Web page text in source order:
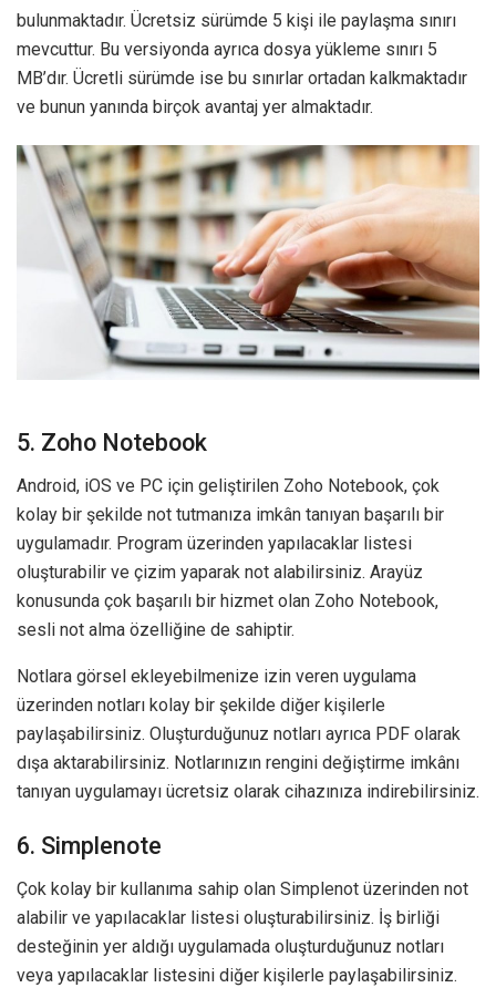
bulunmaktadır. Ücretsiz sürümde 5 kişi ile paylaşma sınırı
mevcuttur. Bu versiyonda ayrıca dosya yükleme sınırı 5
MB’dır. Ücretli sürümde ise bu sınırlar ortadan kalkmaktadır
ve bunun yanında birçok avantaj yer almaktadır.
5. Zoho Notebook
Android, iOS ve PC için geliştirilen Zoho Notebook, çok
kolay bir şekilde not tutmanıza imkân tanıyan başarılı bir
uygulamadır. Program üzerinden yapılacaklar listesi
oluşturabilir ve çizim yaparak not alabilirsiniz. Arayüz
konusunda çok başarılı bir hizmet olan Zoho Notebook,
sesli not alma özelliğine de sahiptir.
Notlara görsel ekleyebilmenize izin veren uygulama
üzerinden notları kolay bir şekilde diğer kişilerle
paylaşabilirsiniz. Oluşturduğunuz notları ayrıca PDF olarak
dışa aktarabilirsiniz. Notlarınızın rengini değiştirme imkânı
tanıyan uygulamayı ücretsiz olarak cihazınıza indirebilirsiniz.
6. Simplenote
Çok kolay bir kullanıma sahip olan Simplenot üzerinden not
alabilir ve yapılacaklar listesi oluşturabilirsiniz. İş birliği
desteğinin yer aldığı uygulamada oluşturduğunuz notları
veya yapılacaklar listesini diğer kişilerle paylaşabilirsiniz.